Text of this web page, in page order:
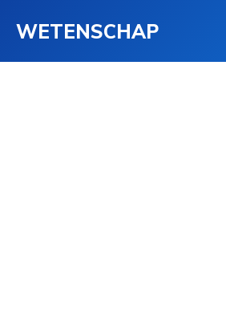
WETENSCHAP